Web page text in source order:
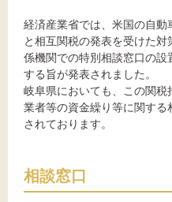
文
標準
経済産業省では、米国の自
と相互関税の発表を受けた
係機関での特別相談窓口の
する旨が発表されました。
岐阜県においても、この関
業者等の資金繰り等に関す
されております。
相談窓口